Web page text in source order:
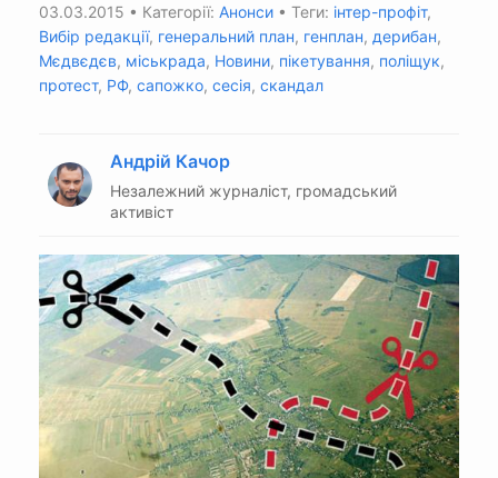
03.03.2015 • Категорії: Анонси • Теги: інтер-профіт,
Вибір редакції, генеральний план, генплан, дерибан,
Мєдвєдєв, міськрада, Новини, пікетування, поліщук,
протест, РФ, сапожко, сесія, скандал
Андрій Качор
Незалежний журналіст, громадський
активіст